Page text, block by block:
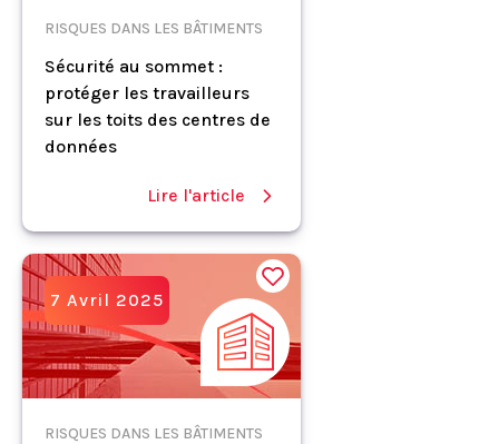
RISQUES DANS LES BÂTIMENTS
Sécurité au sommet :
protéger les travailleurs
sur les toits des centres de
données
Lire l'article
7 Avril 2025
RISQUES DANS LES BÂTIMENTS